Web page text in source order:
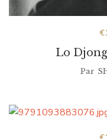
Lo
€
Par